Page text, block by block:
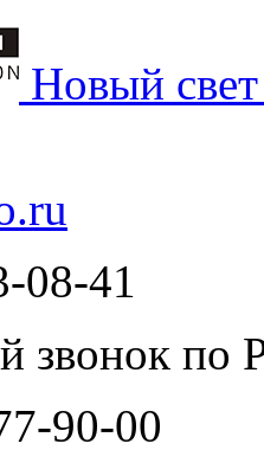
Новый
08-41
звонок по
90-00